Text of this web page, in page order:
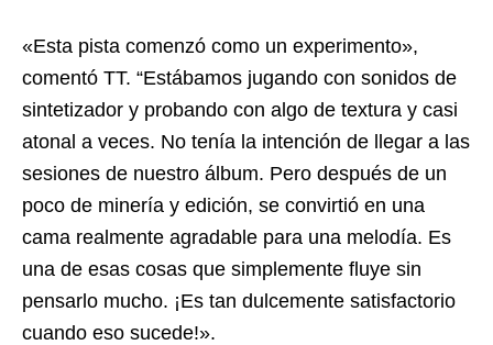
«Esta pista comenzó como un experimento»,
comentó TT. “Estábamos jugando con sonidos de
sintetizador y probando con algo de textura y casi
atonal a veces. No tenía la intención de llegar a las
sesiones de nuestro álbum. Pero después de un
poco de minería y edición, se convirtió en una
cama realmente agradable para una melodía. Es
una de esas cosas que simplemente fluye sin
pensarlo mucho. ¡Es tan dulcemente satisfactorio
cuando eso sucede!».